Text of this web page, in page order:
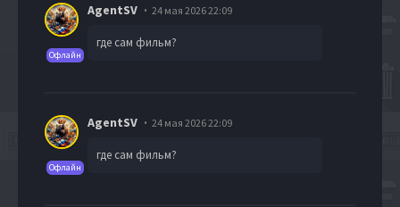
Офлайн
AgentSV 24 мая 2026 22:09
где сам фильм?
Офлайн
AgentSV 24 мая 2026 22:09
где сам фильм?